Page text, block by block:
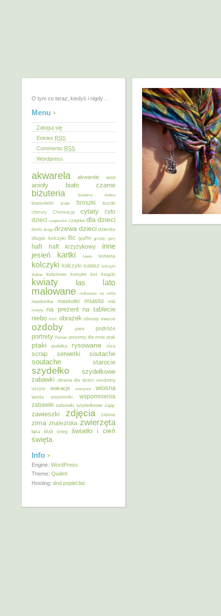
O tym co teraz, kiedyś i nigdy…
Menu
Zaloguj się
Entries RSS
Comments RSS
Wordpress
akwarela akwarele anioł
anioły biało czarne
biżuteria
biżuteria ślubna
bransoletki
bratki broszki buciki
chmury Chorwacja cytaty
cyto
dzieci czapeczka czapka dla dzieci
dom droga drzewa dzieci dziecko
długie kolczyki filc graffiti grzyby góry
haft haft krzyżykowy inne
jesień kartki kawa kobieta
kolczyki kolczyki sutasz kolczyki
ślubne
kolorowo komplet kot książki
kwiaty las lato
malowane malowane na szkle
maskotka maskotki miasto miś
motyle na prezent na tablecie
niebo noc obrazek obrusy owoce
ozdoby pies podróże
portrety Poznań prezenty dla mnie ptak
ptaki pudełka rysowane róża
scrap serwetki soutache
soutache starocie
szydełko
szydełkowe
zabawki ubrania dla dzieci urodziny
uszyte wakacje warzywa wiosna
woda wspominki
wspomnienia
zabawki zabawki szydełkowe zając
zawieszki zdjęcia zielone
zima znaleziska zwierzęta
łąka ślub śnieg światło i cień
święta
Info
Engine: WordPress
Theme: Qwilm!
Hosting: dnd.popiel.biz